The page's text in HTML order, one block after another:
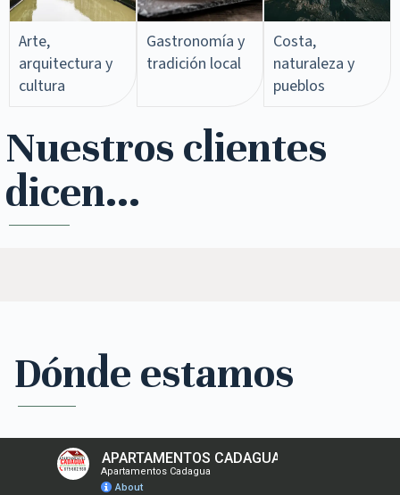
Arte,
arquitectura y
cultura
Gastronomía y
tradición local
Costa,
naturaleza y
pueblos
Nuestros clientes
dicen...
Dónde estamos